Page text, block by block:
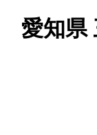
愛知県